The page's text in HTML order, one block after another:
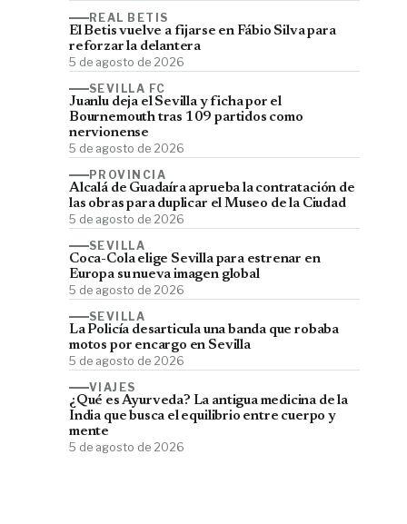
REAL BETIS
El Betis vuelve a fijarse en Fábio Silva para
reforzar la delantera
5 de agosto de 2026
SEVILLA FC
Juanlu deja el Sevilla y ficha por el
Bournemouth tras 109 partidos como
nervionense
5 de agosto de 2026
PROVINCIA
Alcalá de Guadaíra aprueba la contratación de
las obras para duplicar el Museo de la Ciudad
5 de agosto de 2026
SEVILLA
Coca-Cola elige Sevilla para estrenar en
Europa su nueva imagen global
5 de agosto de 2026
SEVILLA
La Policía desarticula una banda que robaba
motos por encargo en Sevilla
5 de agosto de 2026
VIAJES
¿Qué es Ayurveda? La antigua medicina de la
India que busca el equilibrio entre cuerpo y
mente
5 de agosto de 2026